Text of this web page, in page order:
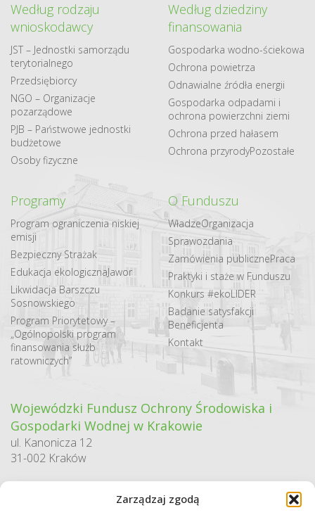
Zarządzaj zgodą
Według rodzaju
wnioskodawcy
JST – Jednostki samorządu
terytorialnego
Przedsiębiorcy
NGO – Organizacje
pozarządowe
PJB – Państwowe jednostki
budżetowe
Osoby fizyczne
Według dziedziny
finansowania
Gospodarka​ wodno​-ściekowa
Ochrona powietrza
Odnawialne​ źródła​ energii
Gospodarka odpadami i
ochrona powierzchni ziemi
Ochrona przed hałasem
Ochrona przyrodyPozostałe
Programy
Program ograniczenia niskiej
emisji
Bezpieczny Strażak
Edukacja ekologicznaJawor
Likwidacja Barszczu
Sosnowskiego
Program Priorytetowy –
„Ogólnopolski program
finansowania służb
ratowniczych”
O Funduszu
WładzeOrganizacja
Sprawozdania
Zamówienia publicznePraca
Praktyki i staże w Funduszu
Konkurs #ekoLIDER
Badanie satysfakcji
Beneficjenta
Kontakt
Wojewódzki Fundusz Ochrony Środowiska i
Gospodarki Wodnej w Krakowie
ul. Kanonicza 12
31-002 Kraków